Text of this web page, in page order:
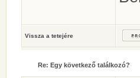
Vissza a tetejére
Re: Egy következő találkozó?